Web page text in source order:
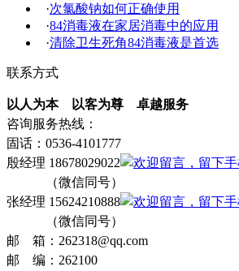
·次氯酸钠如何正确使用
·84消毒液在家居消毒中的应用
·清除卫生死角84消毒液是首选
联系方式
以人为本 以客为尊 卓越服务
咨询服务热线：
固话：0536-4101777
殷经理 18678029022
（微信同号）
张经理 15624210888
（微信同号）
邮 箱：262318@qq.com
邮 编：262100